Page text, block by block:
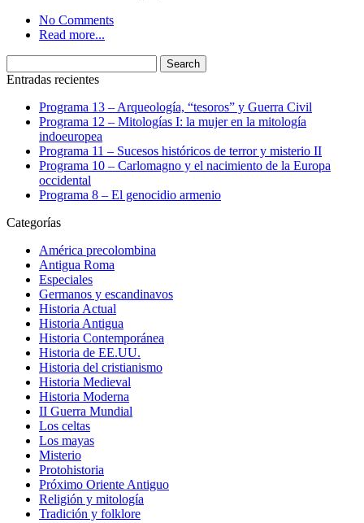
No Comments
Read more...
Entradas recientes
Programa 13 – Arqueología, “tesoros” y Guerra Civil
Programa 12 – Mitologías I: la mujer en la mitología
indoeuropea
Programa 11 – Sucesos históricos de terror y misterio II
Programa 10 – Carlomagno y el nacimiento de la Europa
occidental
Programa 8 – El genocidio armenio
Categorías
América precolombina
Antigua Roma
Especiales
Germanos y escandinavos
Historia Actual
Historia Antigua
Historia Contemporánea
Historia de EE.UU.
Historia del cristianismo
Historia Medieval
Historia Moderna
II Guerra Mundial
Los celtas
Los mayas
Misterio
Protohistoria
Próximo Oriente Antiguo
Religión y mitología
Tradición y folklore